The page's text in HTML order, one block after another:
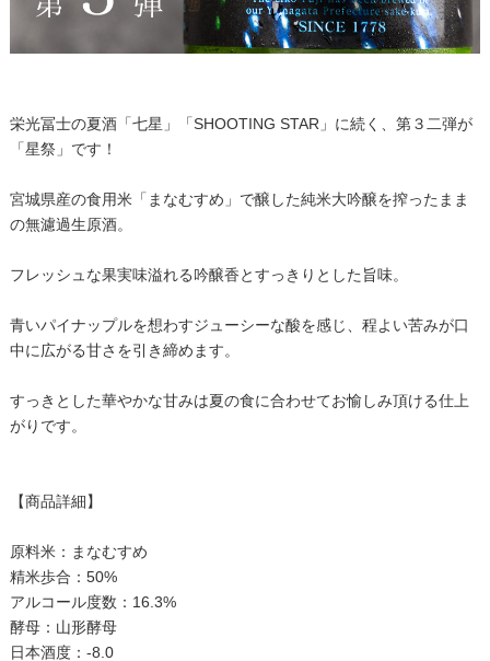
栄光冨士の夏酒「七星」「SHOOTING STAR」に続く、第３二弾が
「星祭」です！
宮城県産の食用米「まなむすめ」で醸した純米大吟醸を搾ったまま
の無濾過生原酒。
フレッシュな果実味溢れる吟醸香とすっきりとした旨味。
青いパイナップルを想わすジューシーな酸を感じ、程よい苦みが口
中に広がる甘さを引き締めます。
すっきとした華やかな甘みは夏の食に合わせてお愉しみ頂ける仕上
がりです。
【商品詳細】
原料米：まなむすめ
精米歩合：50%
アルコール度数：16.3%
酵母：山形酵母
日本酒度：-8.0